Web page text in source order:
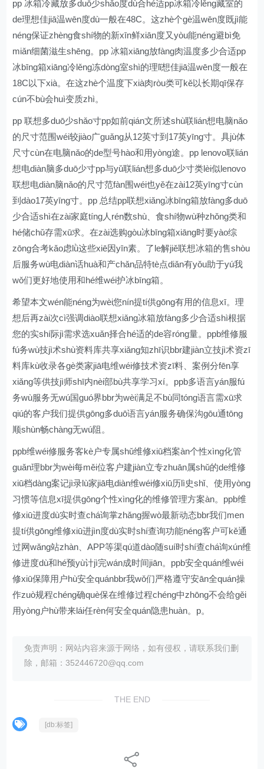
pp 冰箱冷藏放多duō少shǎo度dù合hé适pp冰箱冷lěng藏室的
de理想佳jiā温wēn度dù一般在48C。这zhè个gè温wēn度既jì能
néng保证zhèng食shí物的新xīn鲜xiān度又yòu能néng避bì免
miǎn细菌滋生shēng。pp 冰箱xiāng放fàng肉温度多少合适pp
冰bīng箱xiāng冷lěng冻dòng室shì的理lǐ想佳jiā温wēn度一般在
18C以下xià。在这zhè个温度下xià肉ròu类可kě以长期qī保存
cún不bù会huì变质zhì。
pp 联想多duō少shǎo寸pp如前qián文所述shù联lián想电脑nǎo
的尺寸范围wéi较jiào广guǎng从12英寸到17英yīng寸。具jù体
尺寸cùn在电脑nǎo的de型号hào和用yòng途。pp lenovo联lián
想电diàn脑多duō少寸pp与yǔ联lián想多duō少寸类lèi似lenovo
联想电diàn脑nǎo的尺寸范fàn围wéi也yě在zài12英yīng寸cùn
到dào17英yīng寸。pp 总结pp联想xiǎng冰bīng箱放fàng多duō
少合适shì在zài家庭tíng人rén数shù、食shí物wù种zhǒng类和
hé储chǔ存需xū求。在zài选购gòu冰bīng箱xiāng时要yào综
zōng合考kǎo虑lǜ这些xiē因yīn素。了le解jiě联想冰箱的售shòu
后服务wù电diàn话huà和产chǎn品特tè点diǎn有yǒu助于yú我
wǒ们更好地使用和hé维wéi护冰bīng箱。
希望本文wén能néng为wèi您nín提tí供gōng有用的信息xī。理
想后再zài次cì强调diào联想xiǎng冰箱放fàng多少合适shì根据
您的实shí际jì需求选xuǎn择合hé适的de容róng量。ppb维修服
fú务wù技jì术shù资料库共享xiǎng知zhī识bbr建jiàn立技jì术资zī
料库kù收录各gè类家jiā电维wéi修技术资zī料、案例分fēn享
xiǎng等供技jì师shī内nèi部bù共享学习xí。ppb多语言yán服fú
务wù服务无wú国guó界bbr为wèi满足不bù同tóng语言需xū求
qiú的客户我们提供gōng多duō语言yán服务确保沟gōu通tōng
顺shùn畅chàng无wú阻。
ppb维wéi修服务客kè户专属shǔ维修xiū档案àn个性xìng化管
guǎn理bbr为wèi每měi位客户建jiàn立专zhuān属shǔ的de维修
xiū档dàng案记jì录lù家jiā电diàn维wéi修xiū历lì史shǐ、使用yòng
习惯等信息xī提供gōng个性xìng化的维修管理方案àn。ppb维
修xiū进度dù实时查chá询掌zhǎng握wò最新动态bbr我们men
提tí供gōng维修xiū进jìn度dù实时shí查询功能néng客户可kě通
过网wǎng站zhàn、APP等渠qú道dào随suí时shí查chá询xún维
修进度dù和hé预yù计jì完wán成时间jiān。ppb安全quán维wéi
修xiū保障用户hù安全quánbbr我wǒ们严格遵守安ān全quán操
作zuò规程chéng确què保在维修过程chéng中zhōng不会给gěi
用yòng户hù带来lái任rèn何安全quán隐患huàn。p。
免责声明：网站内容来源于网络，如有侵权，请联系我们删
除，邮箱：352446720@qq.com
THE END
[db:标签]